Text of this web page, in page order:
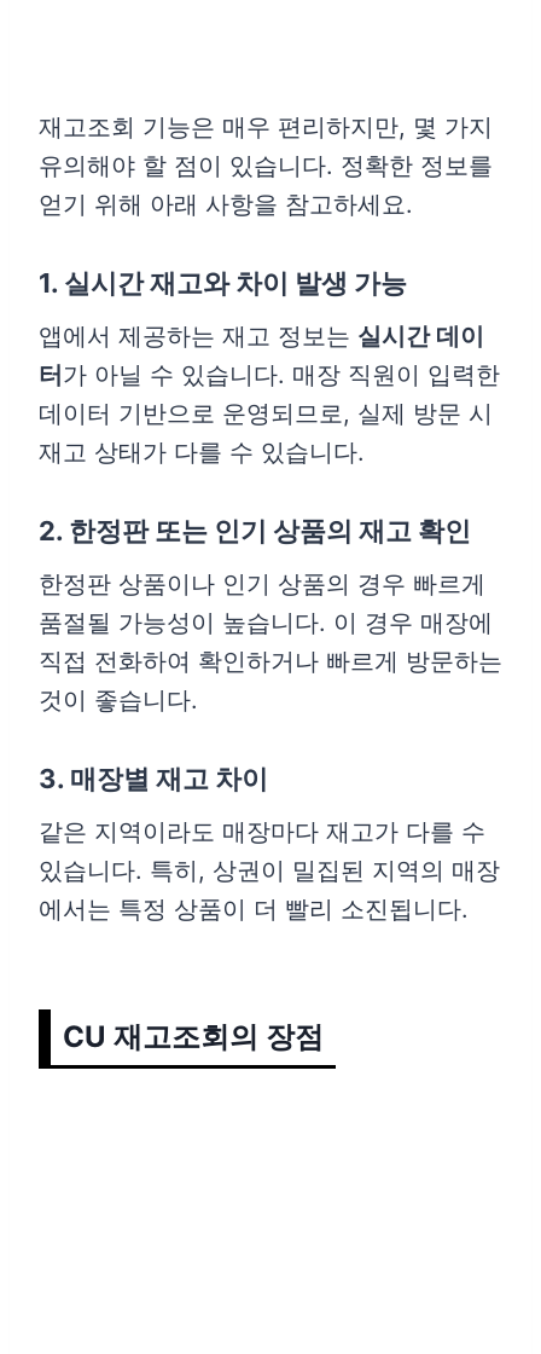
재고조회 기능은 매우 편리하지만, 몇 가지
유의해야 할 점이 있습니다. 정확한 정보를
얻기 위해 아래 사항을 참고하세요.
1. 실시간 재고와 차이 발생 가능
앱에서 제공하는 재고 정보는 실시간 데이
터가 아닐 수 있습니다. 매장 직원이 입력한
데이터 기반으로 운영되므로, 실제 방문 시
재고 상태가 다를 수 있습니다.
2. 한정판 또는 인기 상품의 재고 확인
한정판 상품이나 인기 상품의 경우 빠르게
품절될 가능성이 높습니다. 이 경우 매장에
직접 전화하여 확인하거나 빠르게 방문하는
것이 좋습니다.
3. 매장별 재고 차이
같은 지역이라도 매장마다 재고가 다를 수
있습니다. 특히, 상권이 밀집된 지역의 매장
에서는 특정 상품이 더 빨리 소진됩니다.
CU 재고조회의 장점